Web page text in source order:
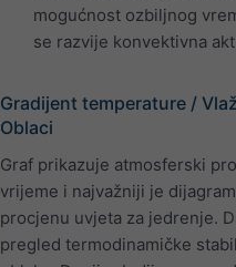
mogućnost ozbiljnog
se razvije konvektivna
Gradijent temperature /
Oblaci
Graf prikazuje atmosferski
vrijeme i najvažniji je
procjenu uvjeta za jedrenje.
pregled termodinamičke